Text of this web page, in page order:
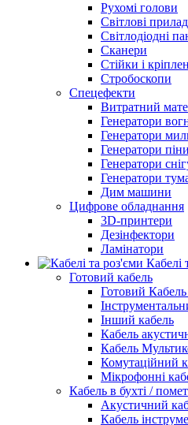
Рухомі голови
Світлові
Світлодіодні
Сканери
Стійки і
Стробоскопи
Спецефекти
Витратний
Генератори
Генератори
Генератори піни
Генератори
Генератори
Дим машини
Цифрове обладнання
3D-принтери
Дезінфектори
Ламінатори
Кабелі
Готовий кабель
Готовий
Інший кабель
Кабель
Кабель
Комутаційний
Мікрофонні
Кабель в бухті /
Акустичний
Кабель